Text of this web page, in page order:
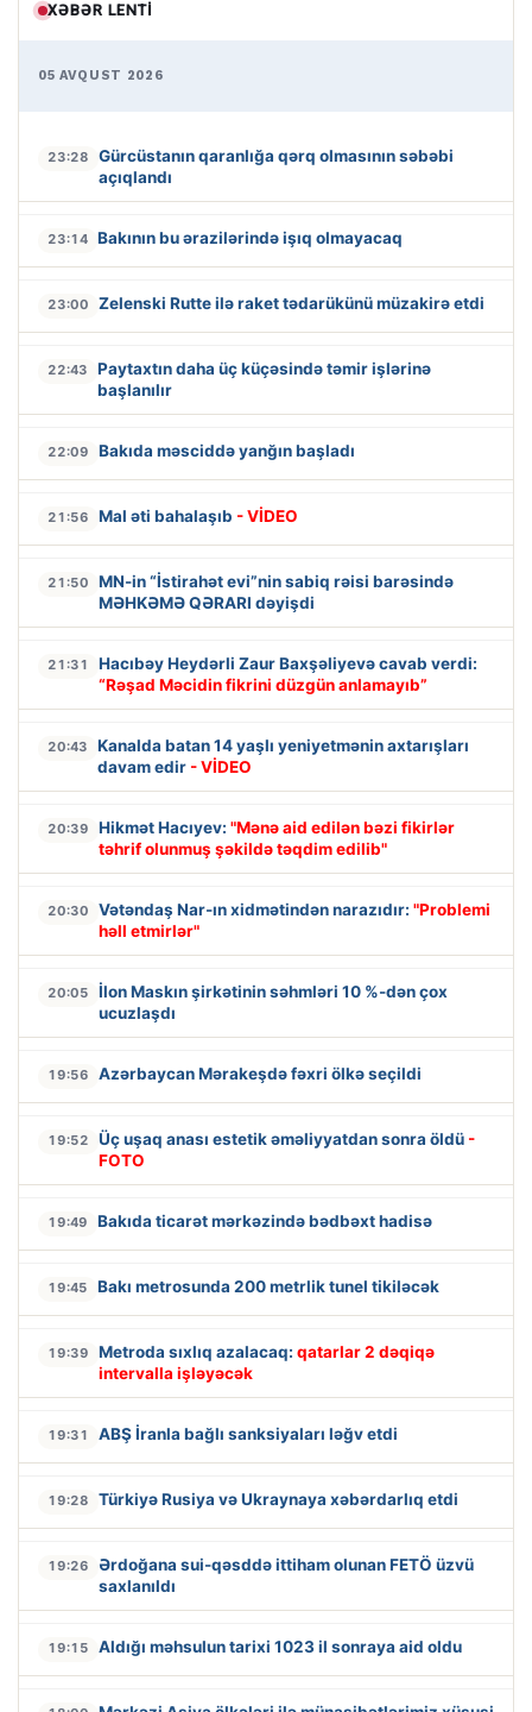
XƏBƏR LENTI
05 AVQUST 2026
23:28
Gürcüstanın qaranlığa qərq olmasının səbəbi
açıqlandı
23:14 Bakının bu ərazilərində işıq olmayacaq
23:00 Zelenski Rutte ilə raket tədarükünü müzakirə etdi
22:43
Paytaxtın daha üç küçəsində təmir işlərinə
başlanılır
22:09 Bakıda məsciddə yanğın başladı
21:56 Mal əti bahalaşıb - VİDEO
21:50
MN-in “İstirahət evi”nin sabiq rəisi barəsində
MƏHKƏMƏ QƏRARI dəyişdi
21:31
Hacıbəy Heydərli Zaur Baxşəliyevə cavab verdi:
“Rəşad Məcidin fikrini düzgün anlamayıb”
20:43
Kanalda batan 14 yaşlı yeniyetmənin axtarışları
davam edir - VİDEO
20:39 Hikmət Hacıyev: "Mənə aid edilən bəzi fikirlər
təhrif olunmuş şəkildə təqdim edilib"
20:30 Vətəndaş Nar-ın xidmətindən narazıdır: "Problemi
həll etmirlər"
20:05
İlon Maskın şirkətinin səhmləri 10 %-dən çox
ucuzlaşdı
19:56 Azərbaycan Mərakeşdə fəxri ölkə seçildi
19:52 Üç uşaq anası estetik əməliyyatdan sonra öldü -
FOTO
19:49 Bakıda ticarət mərkəzində bədbəxt hadisə
19:45 Bakı metrosunda 200 metrlik tunel tikiləcək
19:39 Metroda sıxlıq azalacaq: qatarlar 2 dəqiqə
intervalla işləyəcək
19:31 ABŞ İranla bağlı sanksiyaları ləğv etdi
19:28 Türkiyə Rusiya və Ukraynaya xəbərdarlıq etdi
19:26
Ərdoğana sui-qəsddə ittiham olunan FETÖ üzvü
saxlanıldı
19:15 Aldığı məhsulun tarixi 1023 il sonraya aid oldu